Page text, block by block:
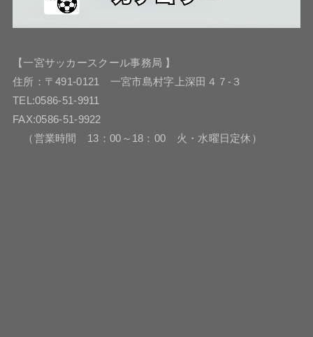
【一宮サッカースクール事務局 】
住所：〒491-0121 一宮市島村字上深田４７-３
TEL:0586-51-9911
FAX:0586-51-9922
（営業時間 13：00～18：00 火・水曜日定休）